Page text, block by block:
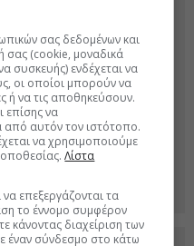
σας δεδομένων και
σας (cookie, μοναδικά
συσκευής) ενδέχεται να
οι οποίοι μπορούν να
να τις αποθηκεύσουν.
επίσης να
από αυτόν τον ιστότοπο.
να χρησιμοποιούμε
Λίστα
επεξεργάζονται τα
το έννομο συμφέρον
κάνοντας διαχείριση των
έναν σύνδεσμο στο κάτω